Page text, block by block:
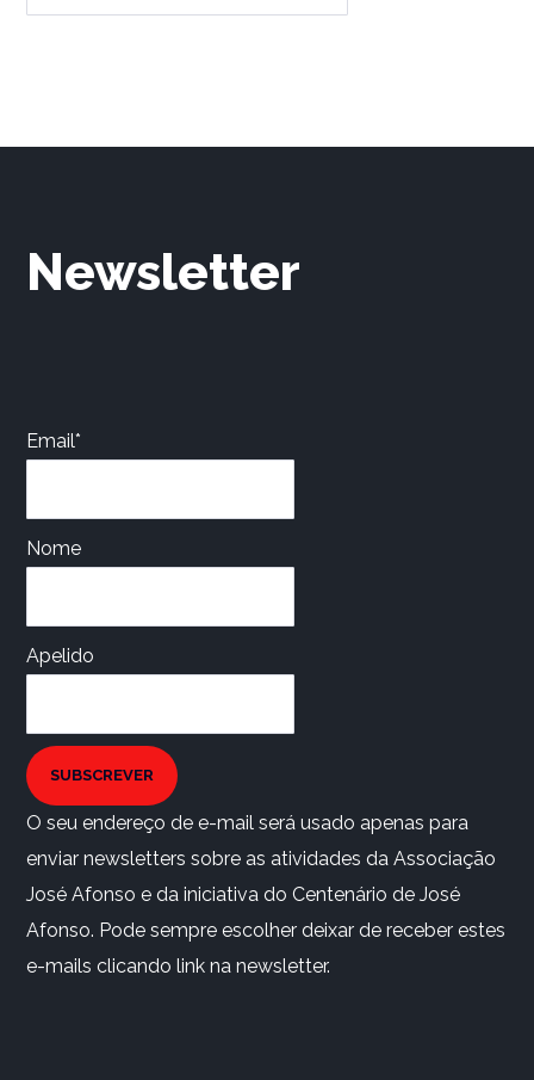
Newsletter
Email*
Nome
Apelido
SUBSCREVER
O seu endereço de e-mail será usado apenas para
enviar newsletters sobre as atividades da Associação
José Afonso e da iniciativa do Centenário de José
Afonso. Pode sempre escolher deixar de receber estes
e-mails clicando link na newsletter.